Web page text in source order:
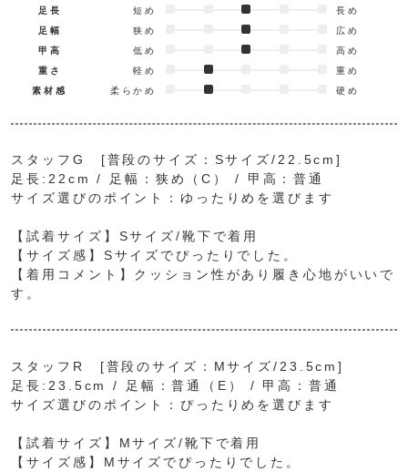
足長 短め
長め
足幅
狭め
広め
甲高
低め
高め
重さ
軽め
重め
素材感
柔らかめ 硬め
スタッフG [普段のサイズ：Sサイズ/22.5cm]
足長:22cm / 足幅：狭め（C） / 甲高：普通
サイズ選びのポイント：ゆったりめを選びます
【試着サイズ】Sサイズ/靴下で着用
【サイズ感】Sサイズでぴったりでした。
【着用コメント】クッション性があり履き心地がいいで
す。
スタッフR [普段のサイズ：Mサイズ/23.5cm]
足長:23.5cm / 足幅：普通（E） / 甲高：普通
サイズ選びのポイント：ぴったりめを選びます
【試着サイズ】Mサイズ/靴下で着用
【サイズ感】Mサイズでぴったりでした。